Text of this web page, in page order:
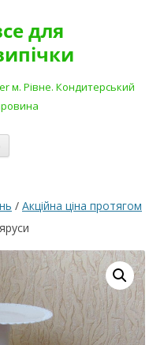
для
м. Рівне. Кондитерський
/ Акційна ціна протягом